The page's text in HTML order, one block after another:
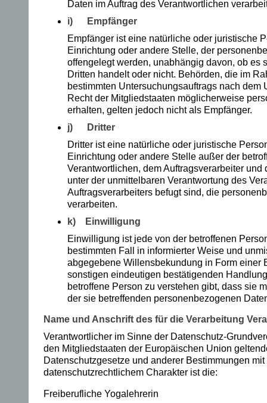
.
Al
s
ac
hs
en
en
td
ec
kt
e
ic
h
Daten im Auftrag des Verantwortlichen
i) Empfänger
Empfänger ist eine natürliche oder juristische
Einrichtung oder andere Stelle, der
offengelegt werden, unabhängig davon, ob es
Dritten handelt oder nicht. Behörden, die im
bestimmten Untersuchungsauftrags nach dem
Recht der Mitgliedstaaten möglicherweise
erhalten, gelten jedoch nicht als Empfänger.
j) Dritter
Dritter ist eine natürliche oder juristische
Einrichtung oder andere Stelle außer der
Verantwortlichen, dem Auftragsverarbeiter und
unter der unmittelbaren Verantwortung des
Auftragsverarbeiters befugt sind, die
verarbeiten.
k) Einwilligung
Einwilligung ist jede von der betroffenen
bestimmten Fall in informierter Weise und
abgegebene Willensbekundung in Form einer
sonstigen eindeutigen bestätigenden
betroffene Person zu verstehen gibt, dass sie
der sie betreffenden personenbezogenen
Name und Anschrift des für die Verarbeitung
Verantwortlicher im Sinne der Datenschutz-
den Mitgliedstaaten der Europäischen Union
Datenschutzgesetze und anderer Bestimmungen mit
datenschutzrechtlichem Charakter ist die:
Freiberufliche Yogalehrerin